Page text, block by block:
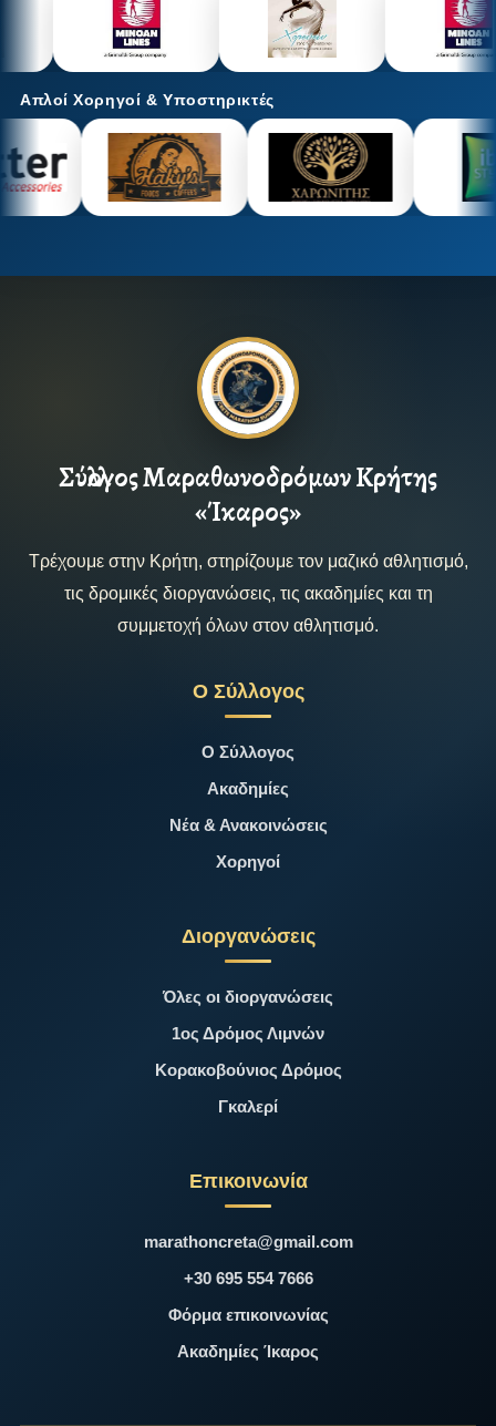
Απλοί Χορηγοί & Υποστηρικτές
Σύλλογος Μαραθωνοδρόμων Κρήτης
«Ίκαρος»
Τρέχουμε στην Κρήτη, στηρίζουμε τον μαζικό αθλητισμό,
τις δρομικές διοργανώσεις, τις ακαδημίες και τη
συμμετοχή όλων στον αθλητισμό.
Ο Σύλλογος
Ο Σύλλογος
Ακαδημίες
Νέα & Ανακοινώσεις
Χορηγοί
Διοργανώσεις
Όλες οι διοργανώσεις
1ος Δρόμος Λιμνών
Κορακοβούνιος Δρόμος
Γκαλερί
Επικοινωνία
marathoncreta@gmail.com
+30 695 554 7666
Φόρμα επικοινωνίας
Ακαδημίες Ίκαρος